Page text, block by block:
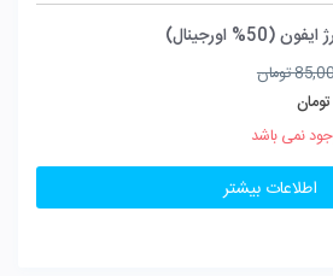
(50% اورجینال)
تومانقیمت
تومان
80,000 تومان
نمی باشد
اطلاعات بیشتر